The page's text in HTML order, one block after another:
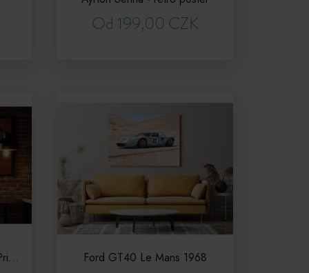
Od 199,00 CZK
Formule 1 - Monaco Grand Prix - retro poster Ford GT40 Le Mans 1968